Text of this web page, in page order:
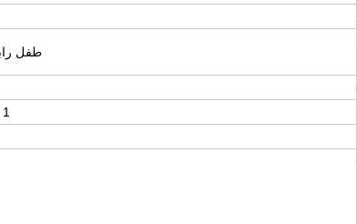
طفل
1 متر أو حسب الطلب.